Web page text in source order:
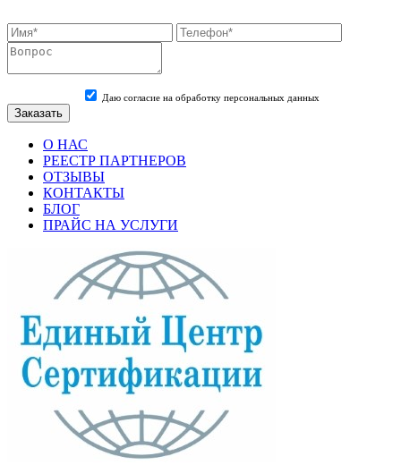
Даю согласие на обработку персональных данных
О НАС
РЕЕСТР ПАРТНЕРОВ
ОТЗЫВЫ
КОНТАКТЫ
БЛОГ
ПРАЙС НА УСЛУГИ